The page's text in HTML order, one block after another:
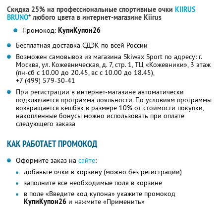
Скидка 25% на профессиональные спортивные очки KIIRUS
BRUNO* любого цвета в интернет-магазине Kiirus
Промокод: КупиКупон26
Бесплатная доставка СДЭК по всей России
Возможен самовывоз из магазина Skiwax Sport по адресу: г.
Москва, ул. Кожевническая, д. 7, стр. 1, ТЦ «Кожевники», 3 этаж
(пн-сб с 10.00 до 20.45, вс с 10.00 до 18.45),
+7 (499) 579-30-41
При регистрации в интернет-магазине автоматически
подключается программа лояльности. По условиям программы
возвращается кешбэк в размере 10% от стоимости покупки,
накопленные бонусы можно использовать при оплате
следующего заказа
КАК РАБОТАЕТ ПРОМОКОД
Оформите заказ на сайте:
добавьте очки в корзину (можно без регистрации)
заполните все необходимые поля в корзине
в поле «Введите код купона» укажите промокод
КупиКупон26 и нажмите «Применить»